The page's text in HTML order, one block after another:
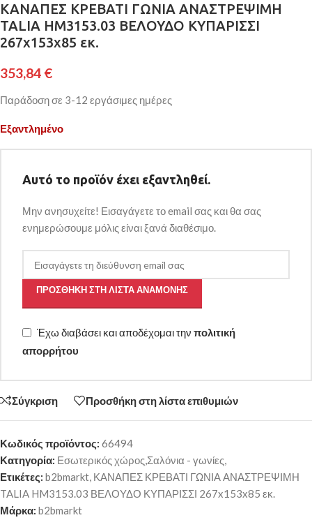
ΚΑΝΑΠΕΣ ΚΡΕΒΑΤΙ ΓΩΝΙΑ ΑΝΑΣΤΡΕΨΙΜΗ
TALIA HM3153.03 ΒΕΛΟΥΔΟ ΚΥΠΑΡΙΣΣΙ
267x153x85 εκ.
353,84 €
Παράδοση σε 3-12 εργάσιμες ημέρες
Εξαντλημένο
Αυτό το προϊόν έχει εξαντληθεί.
Μην ανησυχείτε! Εισαγάγετε το email σας και θα σας
ενημερώσουμε μόλις είναι ξανά διαθέσιμο.
ΠΡΟΣΘΉΚΗ ΣΤΗ ΛΊΣΤΑ ΑΝΑΜΟΝΉΣ
Έχω διαβάσει και αποδέχομαι την πολιτική
απορρήτου
Σύγκριση Προσθήκη στη λίστα επιθυμιών
Κωδικός προϊόντος: 66494
Κατηγορία: Εσωτερικός χώρος,Σαλόνια - γωνίες,
Ετικέτες: b2bmarkt, ΚΑΝΑΠΕΣ ΚΡΕΒΑΤΙ ΓΩΝΙΑ ΑΝΑΣΤΡΕΨΙΜΗ
TALIA HM3153.03 ΒΕΛΟΥΔΟ ΚΥΠΑΡΙΣΣΙ 267x153x85 εκ.
Μάρκα: b2bmarkt